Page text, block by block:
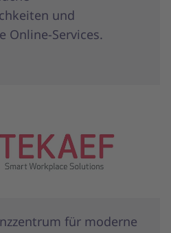
und
Online-Services.
für moderne